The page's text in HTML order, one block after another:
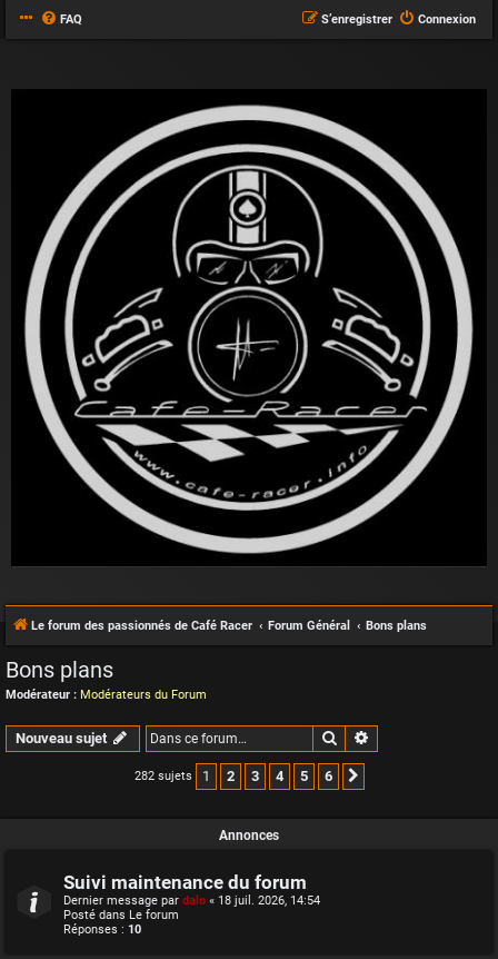
FAQ Connexion
S’enregistrer
Le forum des passionnés de Café Racer Forum Général Bons plans
Bons plans
Modérateur : Modérateurs du Forum
Nouveau sujet Rechercher
282 sujets 1 2 3 4 5 6
Annonces
Suivi maintenance du forum
Dernier message par dalo « 18 juil. 2026, 14:54
Posté dans Le forum
Réponses : 10